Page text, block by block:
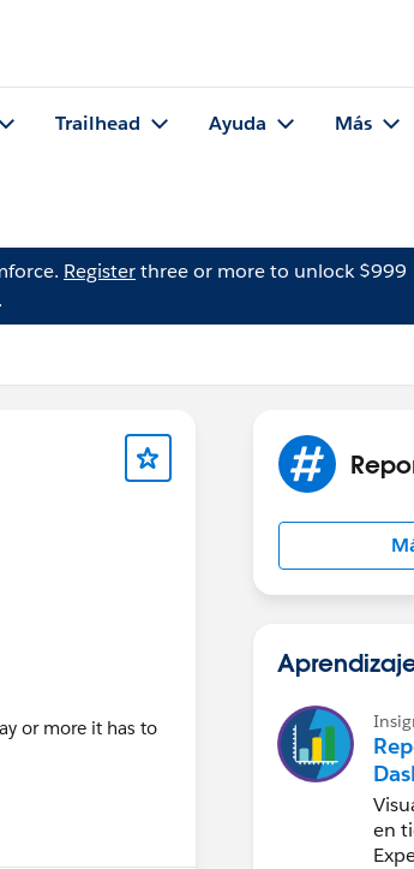
Trailhead Ayuda Más
Registerthree or more to unlock $999
or more it has to
en